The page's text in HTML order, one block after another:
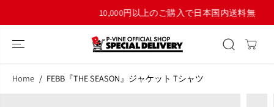
10,000円以上のご購入で日本国内送料無料！
Home FEBB『THE SEASON』ジャケット Tシャツ